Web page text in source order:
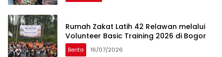
Rumah Zakat Latih 42 Relawan melalui
Volunteer Basic Training 2026 di Bogor
Berita 16/07/2026